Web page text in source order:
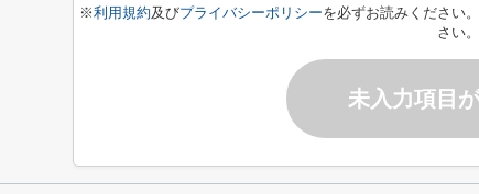
※利用規約及びプライバシーポリシーを必ずお読みください
さい。
未入力項目